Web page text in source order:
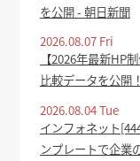
を公開 - 朝日新聞
2026.08.07 Fri
【2026年最新HP
比較データを公開
2026.08.04 Tue
インフォネット
ンプレートで企業